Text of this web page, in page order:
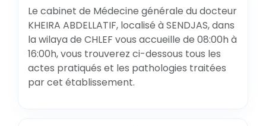
Le cabinet de Médecine générale du docteur
KHEIRA ABDELLATIF, localisé à SENDJAS, dans
la wilaya de CHLEF vous accueille de 08:00h à
16:00h, vous trouverez ci-dessous tous les
actes pratiqués et les pathologies traitées
par cet établissement.